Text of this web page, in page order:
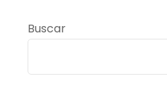
Buscar